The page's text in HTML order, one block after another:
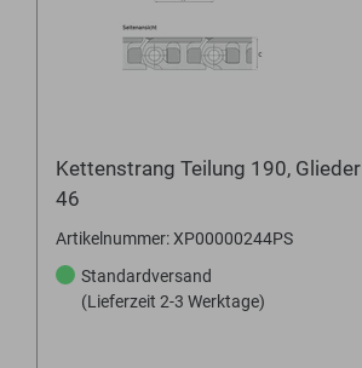
Kettenstrang Teilung 190, Glieder
46
Artikelnummer: XP00000244PS
Standardversand
(Lieferzeit 2-3 Werktage)